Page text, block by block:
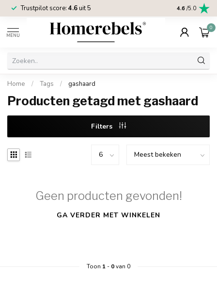
Trustpilot score: 4.6uit 5 2 jaar
4.6 /5.0
MENU
0
Home / Tags / gashaard
Producten getagd met gashaard
Filters
Geen producten gevonden!
GA VERDER MET WINKELEN
Toon 1- 0van 0